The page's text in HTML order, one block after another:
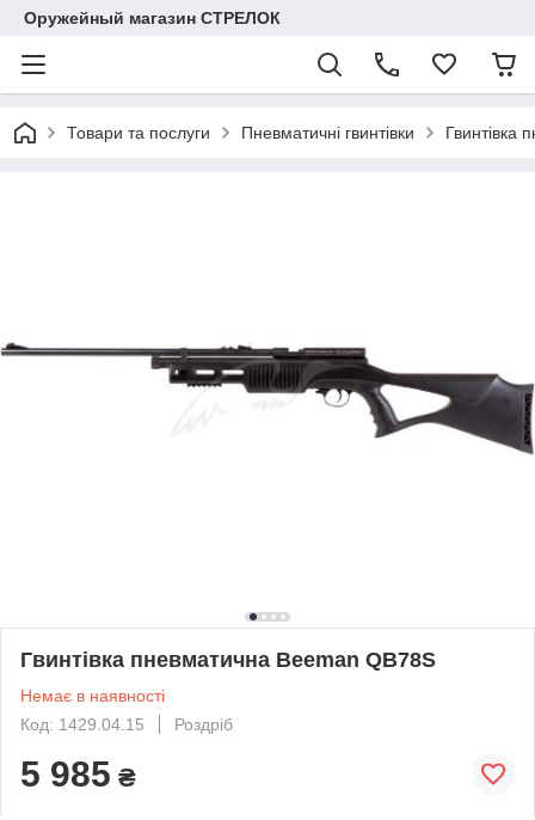
Оружейный магазин СТРЕЛОК
Товари та послуги Пневматичні гвинтівки Гвинтівка
Гвинтівка пневматична Beeman QB78S
Немає в наявності
Код: 1429.04.15
Роздріб
5 985 ₴